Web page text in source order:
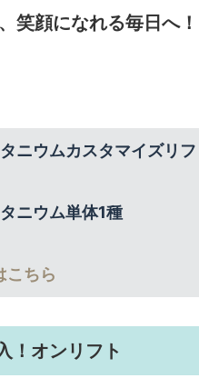
笑顔になれる毎日へ！
ニウムカスタマイズ
ニウム単体1種
こちら
！オンリフト